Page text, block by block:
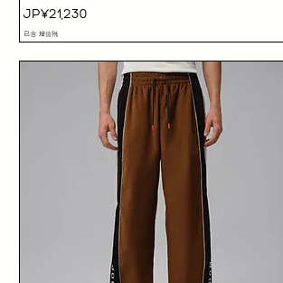
價格
JP¥21,230
已含 增值税